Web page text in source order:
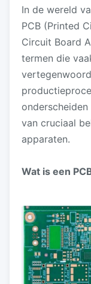
In de wereld
PCB (Printed
Circuit Board
termen die
van cruciaal
apparaten.
Wat is een